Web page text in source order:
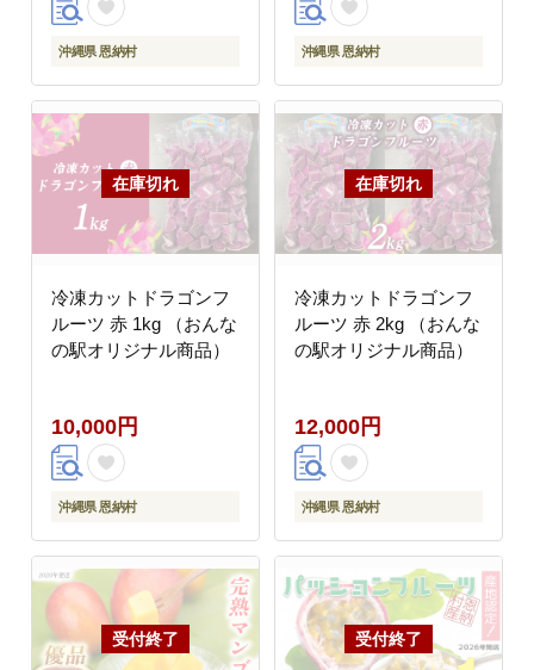
沖縄県 恩納村 沖縄県 恩納村
冷凍カットドラゴンフ
ルーツ 赤 1kg （おんな
の駅オリジナル商品）
10,000円
沖縄県 恩納村
冷凍カットドラゴンフ
ルーツ 赤 2kg （おんな
の駅オリジナル商品）
12,000円
沖縄県 恩納村